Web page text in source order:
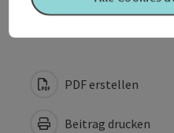
PDF erstellen
Beitrag drucken